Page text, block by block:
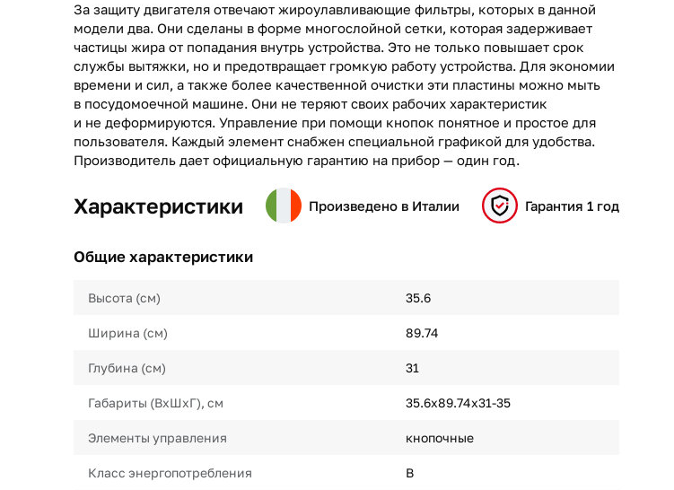
За защиту двигателя отвечают жироулавливающие фильтры, которых в данной
модели два. Они сделаны в форме многослойной сетки, которая задерживает
частицы жира от попадания внутрь устройства. Это не только повышает срок
службы вытяжки, но и предотвращает громкую работу устройства. Для экономии
времени и сил, а также более качественной очистки эти пластины можно мыть
в посудомоечной машине. Они не теряют своих рабочих характеристик
и не деформируются. Управление при помощи кнопок понятное и простое для
пользователя. Каждый элемент снабжен специальной графикой для удобства.
Производитель дает официальную гарантию на прибор — один год.
Характеристики Произведено в Италии Гарантия 1 год
Общие характеристики
Высота (см) 35.6
Ширина (см) 89.74
Глубина (см) 31
Габариты (ВхШхГ), см 35.6х89.74х31-35
Элементы управления кнопочные
Класс энергопотребления B